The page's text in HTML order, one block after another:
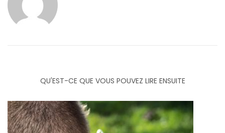
QU'EST-CE QUE VOUS POUVEZ LIRE ENSUITE